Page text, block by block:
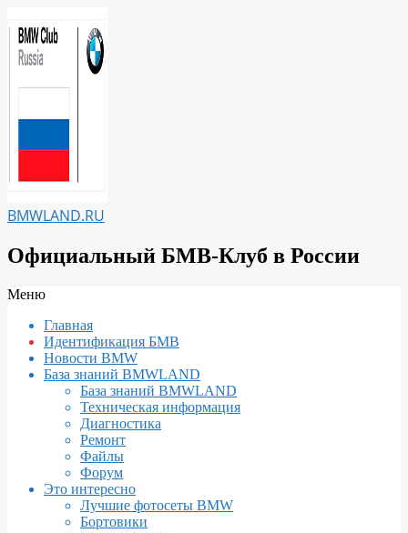
к
содержимому
BMWLAND.RU
Официальный БМВ-Клуб в России
Вторичное
навигации
Меню
Главная
Идентификация БМВ
Новости BMW
База знаний BMWLAND
База знаний BMWLAND
Техническая информация
Диагностика
Ремонт
Файлы
Форум
Это интересно
Лучшие фотосеты BMW
Бортовики